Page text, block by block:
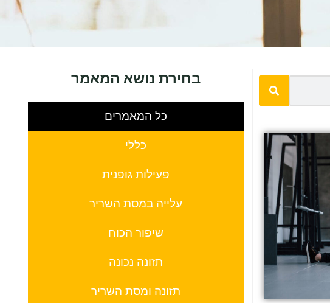
בחירת נושא המאמר
כללי
פעילות גופנית
עלייה במסת השריר
שיפור הכוח
תזונה נכונה
תזונה ומסת השריר
כל המאמרים